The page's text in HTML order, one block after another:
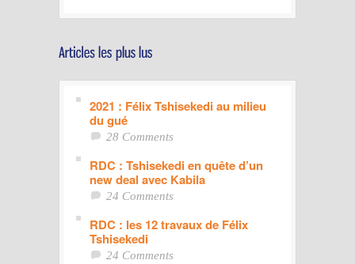
2021 : Félix Tshisekedi au milieu
du gué
28 Comments
RDC : Tshisekedi en quête d’un
new deal avec Kabila
24 Comments
RDC : les 12 travaux de Félix
Tshisekedi
24 Comments